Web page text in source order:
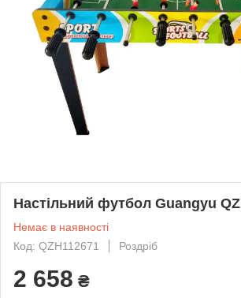
Настільний футбол Guangyu
Немає в наявності
Код: QZH112671
Роздріб
2 658 ₴